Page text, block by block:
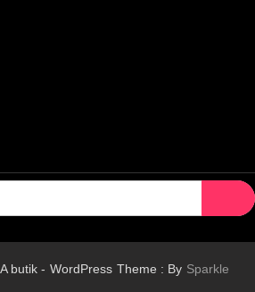
butik - WordPress Theme : By Sparkle